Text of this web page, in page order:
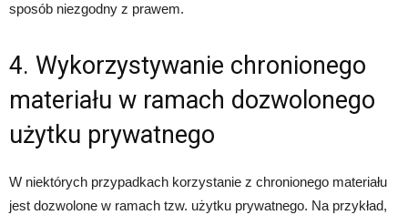
sposób niezgodny z prawem.
4. Wykorzystywanie chronionego
materiału w ramach dozwolonego
użytku prywatnego
W niektórych przypadkach korzystanie z chronionego materiału
jest dozwolone w ramach tzw. użytku prywatnego. Na przykład,